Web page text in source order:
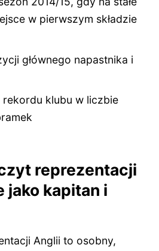
w pierwszym składzie
głównego napastnika i
rekordu klubu w liczbie
reprezentacji
jako kapitan i
Anglii to osobny,